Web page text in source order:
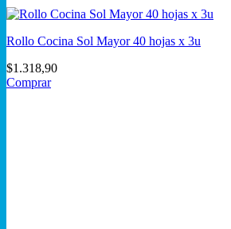
Rollo Cocina Sol Mayor 40 hojas x 3u
$1.318,90
Comprar